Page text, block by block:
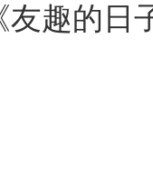
友趣的